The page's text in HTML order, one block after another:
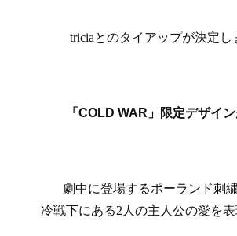
triciaとのタイアップが決定し
「COLD WAR」限定デザイン
劇中に登場するポーランド刺繍
冷戦下にある2人の主人公の愛を表